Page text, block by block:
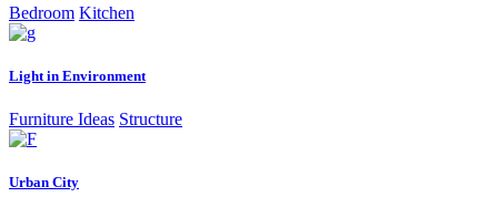
Bedroom Kitchen
Light in Environment
Furniture Ideas Structure
Urban City